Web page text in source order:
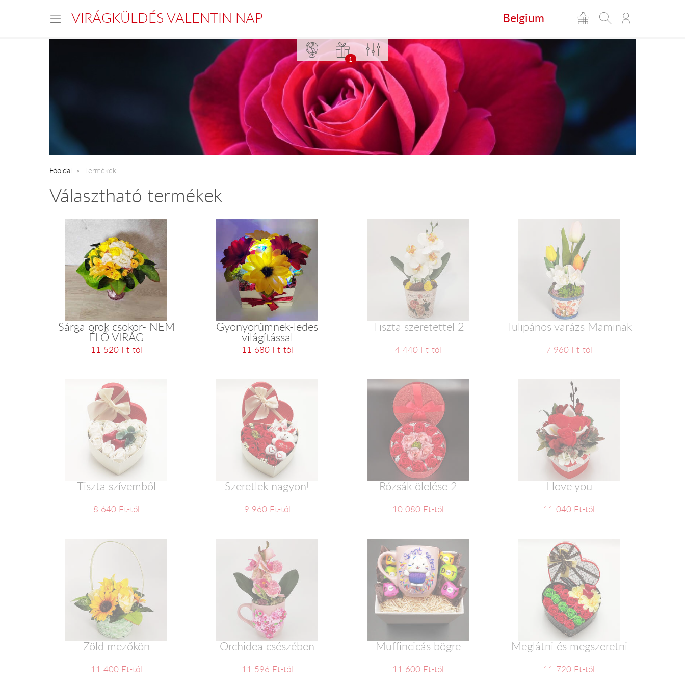
VIRÁGKÜLDÉS VALENTIN NAP Belgium
1
Főoldal Termékek
Választható termékek
Sárga örök csokor- NEM
ÉLŐ VIRÁG
11 520 Ft-tól
Gyönyörűmnek-ledes
világítással
11 680 Ft-tól
Tiszta szeretettel 2
4 440 Ft-tól
Tulipános varázs Maminak
7 960 Ft-tól
Tiszta szívemből
8 640 Ft-tól
Szeretlek nagyon!
9 960 Ft-tól
Rózsák ölelése 2
10 080 Ft-tól
I love you
11 040 Ft-tól
Zöld mezőkön
11 400 Ft-tól
Orchidea csészében
11 596 Ft-tól
Muffincicás bögre
11 600 Ft-tól
Meglátni és megszeretni
11 720 Ft-tól